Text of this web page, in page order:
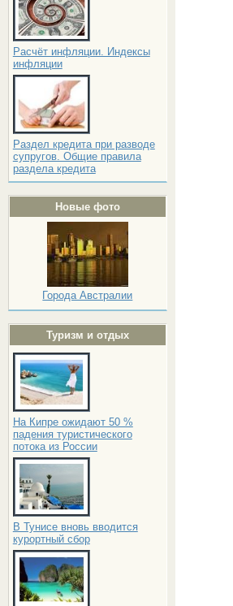
Расчёт инфляции. Индексы
инфляции
Раздел кредита при разводе
супругов. Общие правила
раздела кредита
Новые фото
Города Австралии
Туризм и отдых
На Кипре ожидают 50 %
падения туристического
потока из России
В Тунисе вновь вводится
курортный сбор